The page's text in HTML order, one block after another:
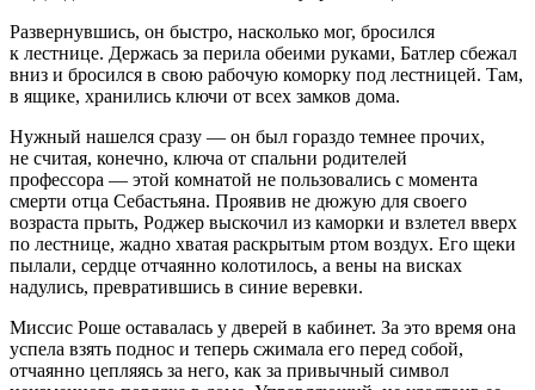
Развернувшись, он быстро, насколько мог, бросился
к лестнице. Держась за перила обеими руками, Батлер сбежал
вниз и бросился в свою рабочую коморку под лестницей. Там,
в ящике, хранились ключи от всех замков дома.
Нужный нашелся сразу — он был гораздо темнее прочих,
не считая, конечно, ключа от спальни родителей
профессора — этой комнатой не пользовались с момента
смерти отца Себастьяна. Проявив не дюжую для своего
возраста прыть, Роджер выскочил из каморки и взлетел вверх
по лестнице, жадно хватая раскрытым ртом воздух. Его щеки
пылали, сердце отчаянно колотилось, а вены на висках
надулись, превратившись в синие веревки.
Миссис Роше оставалась у дверей в кабинет. За это время она
успела взять поднос и теперь сжимала его перед собой,
отчаянно цепляясь за него, как за привычный символ